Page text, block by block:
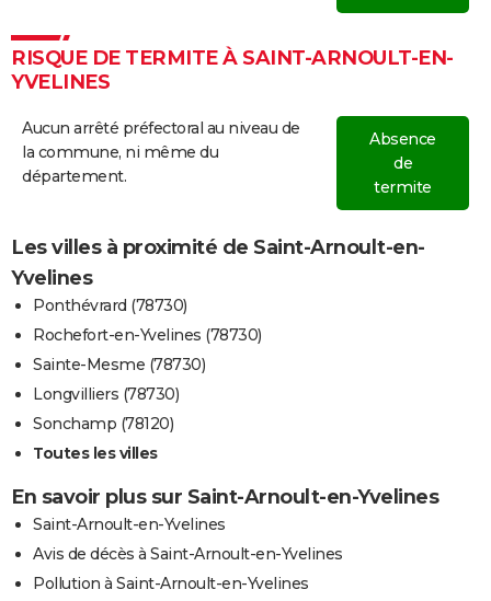
RISQUE DE TERMITE À SAINT-ARNOULT-EN-
YVELINES
Aucun arrêté préfectoral au niveau de
la commune, ni même du
département.
Absence
de
termite
Les villes à proximité de Saint-Arnoult-en-
Yvelines
Ponthévrard (78730)
Rochefort-en-Yvelines (78730)
Sainte-Mesme (78730)
Longvilliers (78730)
Sonchamp (78120)
Toutes les villes
En savoir plus sur Saint-Arnoult-en-Yvelines
Saint-Arnoult-en-Yvelines
Avis de décès à Saint-Arnoult-en-Yvelines
Pollution à Saint-Arnoult-en-Yvelines